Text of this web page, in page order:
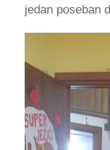
jedan poseban